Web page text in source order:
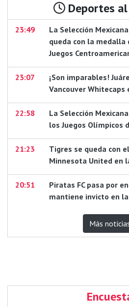
Deportes
23:49
La Selección
queda con la medalla
Juegos
23:07
¡Son imparables!
Vancouver Whitecaps
22:58
La Selección
los Juegos Olímpicos
21:23
Tigres se queda con
Minnesota United en
20:51
Piratas FC pasa por
mantiene invicto en
Más